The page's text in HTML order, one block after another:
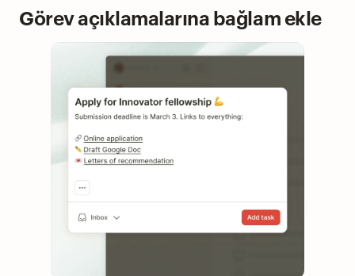
Görev açıklamalarına bağlam ekle